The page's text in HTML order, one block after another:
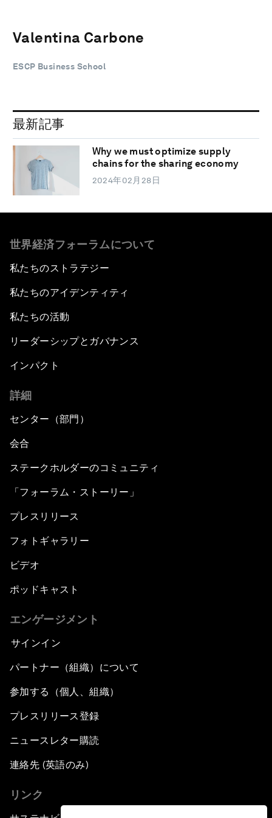
Valentina Carbone
ESCP Business School
最新記事
Why we must optimize supply
chains for the sharing economy
2024年02月28日
世界経済フォーラムについて
私たちのストラテジー
私たちのアイデンティティ
私たちの活動
リーダーシップとガバナンス
インパクト
詳細
センター（部門）
会合
ステークホルダーのコミュニティ
「フォーラム・ストーリー」
プレスリリース
フォトギャラリー
ビデオ
ポッドキャスト
エンゲージメント
サインイン
パートナー（組織）について
参加する（個人、組織）
プレスリリース登録
ニュースレター購読
連絡先 (英語のみ)
リンク